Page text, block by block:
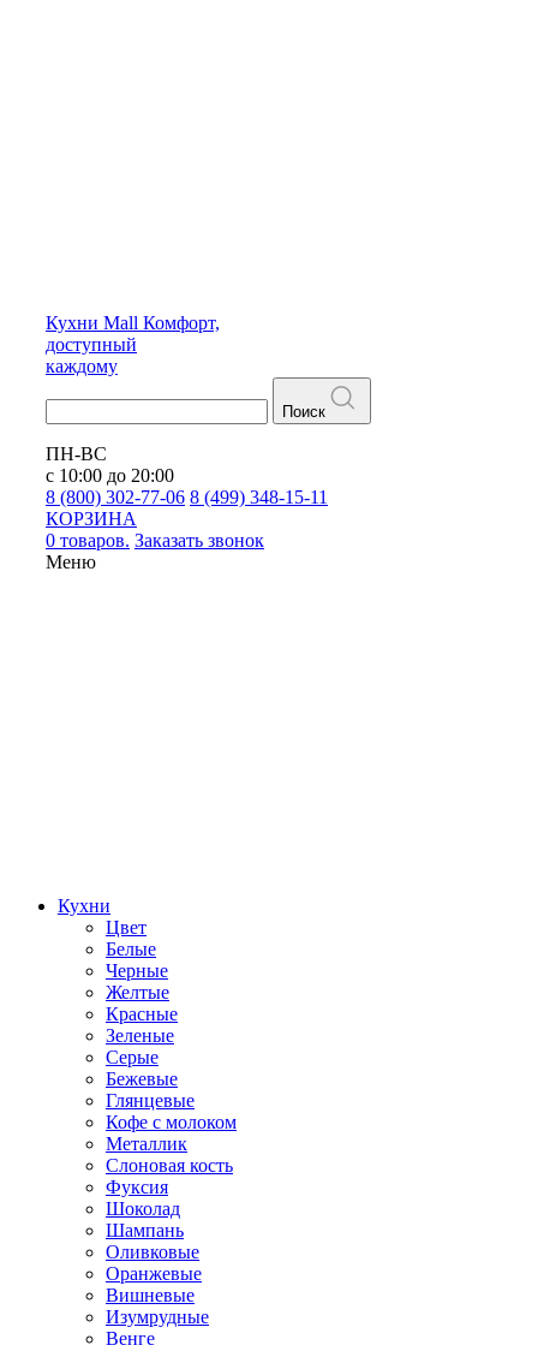
Кухни Mall Комфорт,
доступный
каждому
Поиск
ПН-ВС
с 10:00 до 20:00
8 (800) 302-77-06 8 (499) 348-15-11
КОРЗИНА
0 товаров. Заказать звонок
Меню
Кухни
Цвет
Белые
Черные
Желтые
Красные
Зеленые
Серые
Бежевые
Глянцевые
Кофе с молоком
Металлик
Слоновая кость
Фуксия
Шоколад
Шампань
Оливковые
Оранжевые
Вишневые
Изумрудные
Венге